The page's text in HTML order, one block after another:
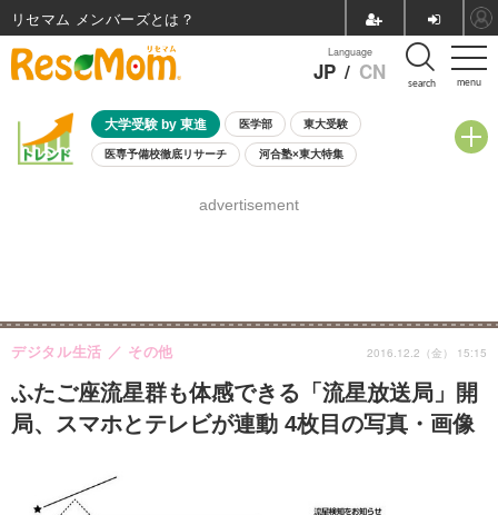
menu
Language
JP / CN search
大学受験 by 東進 医学部 東大受験
医専予備校徹底リサーチ 河合塾×東大特集
8月開催学校説明会・相談会
advertisement
ふたご座流星群も体感できる「流星放送局」開
局、スマホとテレビが連動 4枚目の写真・画像
デジタル生活 その他 2016.12.2（金） 15:15
リセマム メンバーズ